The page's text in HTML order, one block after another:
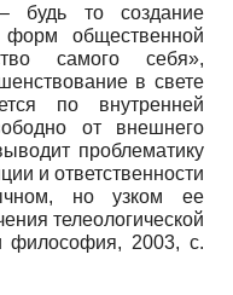
будь то создание
форм общественной
самого себя»,
в свете
по внутренней
от внешнего
проблематику
и ответственности
но узком ее
телеологической
философия, 2003, с.